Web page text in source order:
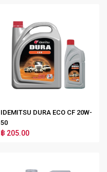
IDEMITSU DURA ECO CF 20W-
50
฿ 205.00